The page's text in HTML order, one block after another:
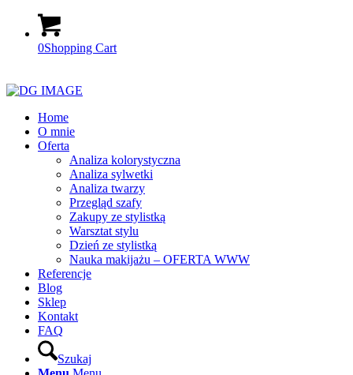
0Shopping Cart
Home
O mnie
Oferta
Analiza kolorystyczna
Analiza sylwetki
Analiza twarzy
Przegląd szafy
Zakupy ze stylistką
Warsztat stylu
Dzień ze stylistką
Nauka makijażu – OFERTA WWW
Referencje
Blog
Sklep
Kontakt
FAQ
Szukaj